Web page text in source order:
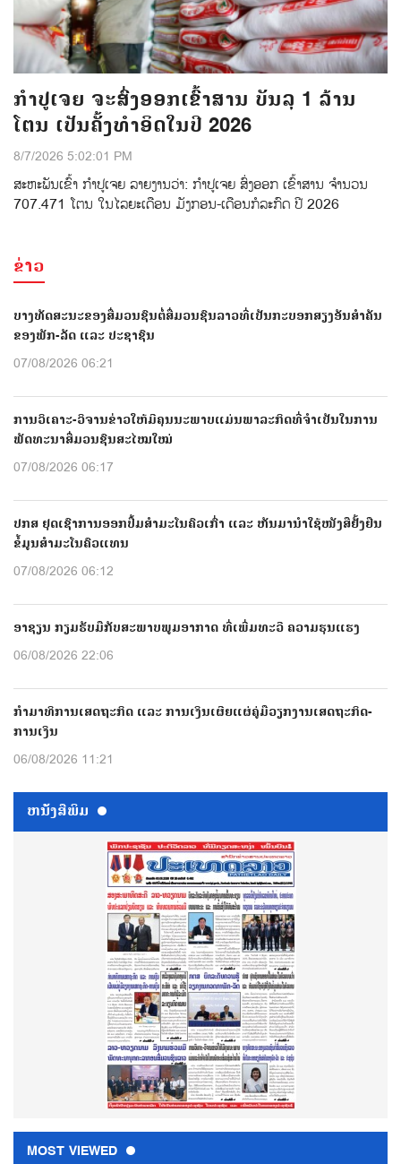
ກຳປູເຈຍ ຈະສົ່ງອອກເຂົ້າສານ ບັນລຸ 1 ລ້ານ
ໂຕນ ເປັນຄັ້ງທຳອິດໃນປີ 2026
8/7/2026 5:02:01 PM
ສະຫະພັນເຂົ້າ ກຳປູເຈຍ ລາຍງານວ່າ: ກໍາປູເຈຍ ສົ່ງອອກ ເຂົ້າສານ ຈຳນວນ
707.471 ໂຕນ ໃນໄລຍະເດືອນ ມັງກອນ-ເດືອນກໍລະກົດ ປີ 2026
ຂ່າວ
ບາງທັດສະນະຂອງສື່ມວນຊົນຕໍ່ສື່ມວນຊົນລາວທີ່ເປັນກະບອກສຽງອັນສຳຄັນ
ຂອງພັກ-ລັດ ແລະ ປະຊາຊົນ
07/08/2026 06:21
ການວິເຄາະ-ວິຈານຂ່າວໃຫ້ມີຄຸນນະພາບແມ່ນພາລະກິດທີ່ຈຳເປັນໃນການ
ພັດທະນາສື່ມວນຊົນສະໄໝໃໝ່
07/08/2026 06:17
ປກສ ຢຸດເຊົາການອອກປື້ມສຳມະໂນຄົວເກົ່າ ແລະ ຫັນມານຳໃຊ້ໜັງສືຢັ້ງຢືນ
ຂໍ້ມູນສຳມະໂນຄົວແທນ
07/08/2026 06:12
ອາຊຽນ ກຽມຮັບມືກັບສະພາບພູມອາກາດ ທີ່ເພີ່ມທະວີ ຄວາມຮຸນແຮງ
06/08/2026 22:06
ກຳມາທິການເສດຖະກິດ ແລະ ການເງິນເຜີຍແຜ່ຄູ່ມືວຽກງານເສດຖະກິດ-
ການເງິນ
06/08/2026 11:21
ຫນ້ັງສືພິມ
MOST VIEWED